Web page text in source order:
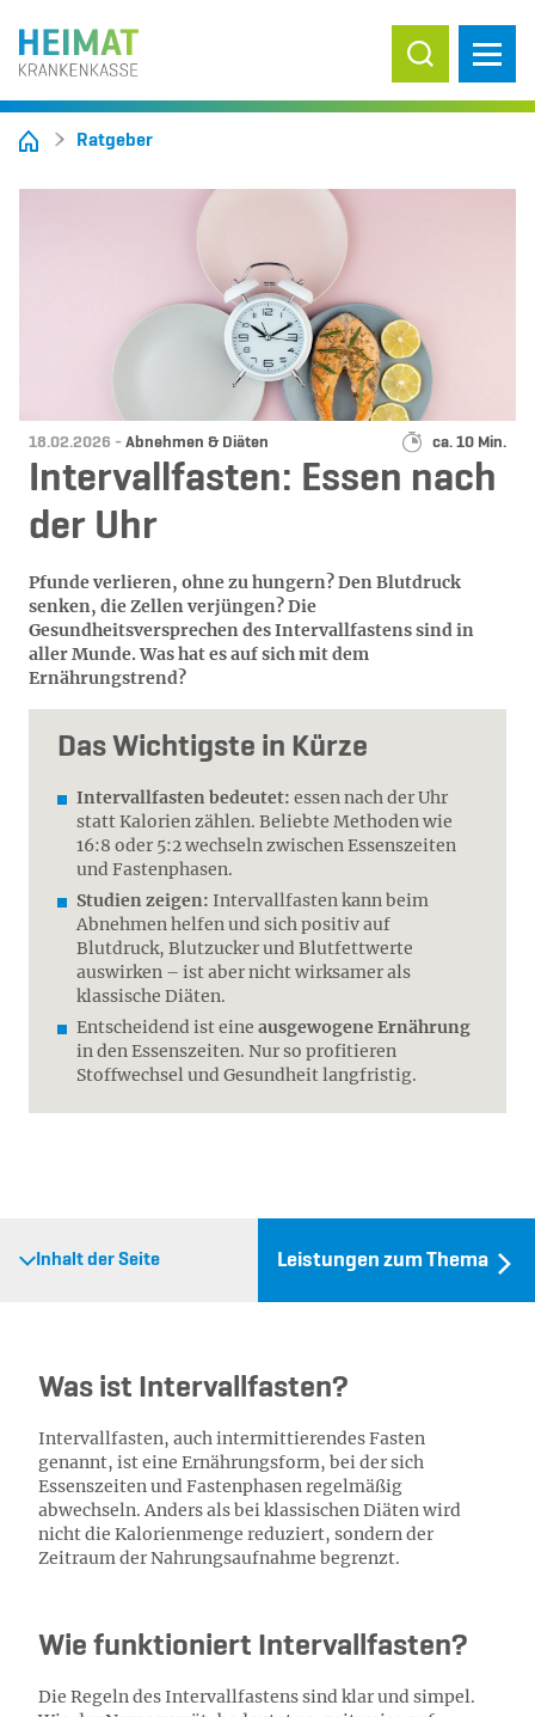
Suche ein-/
Ratgeber
Datum:
18.02.2026 - Kategorie:
Abnehmen & Diäten Lesedauer:
ca. 10 Min.
Intervallfasten: Essen nach
der Uhr
Pfunde verlieren, ohne zu hungern? Den Blutdruck
senken, die Zellen verjüngen? Die
Gesundheitsversprechen des Intervallfastens sind in
aller Munde. Was hat es auf sich mit dem
Ernährungstrend?
Das Wichtigste in Kürze
Intervallfasten bedeutet: essen nach der Uhr
statt Kalorien zählen. Beliebte Methoden wie
16:8 oder 5:2 wechseln zwischen Essenszeiten
und Fastenphasen.
Studien zeigen: Intervallfasten kann beim
Abnehmen helfen und sich positiv auf
Blutdruck, Blutzucker und Blutfettwerte
auswirken – ist aber nicht wirksamer als
klassische Diäten.
Entscheidend ist eine ausgewogene Ernährung
in den Essenszeiten. Nur so profitieren
Stoffwechsel und Gesundheit langfristig.
Inhalt der Seite Leistungen zum Thema
Was ist Intervallfasten?
Intervallfasten, auch intermittierendes Fasten
genannt, ist eine Ernährungsform, bei der sich
Essenszeiten und Fastenphasen regelmäßig
abwechseln. Anders als bei klassischen Diäten wird
nicht die Kalorienmenge reduziert, sondern der
Zeitraum der Nahrungsaufnahme begrenzt.
Wie funktioniert Intervallfasten?
Die Regeln des Intervallfastens sind klar und simpel.